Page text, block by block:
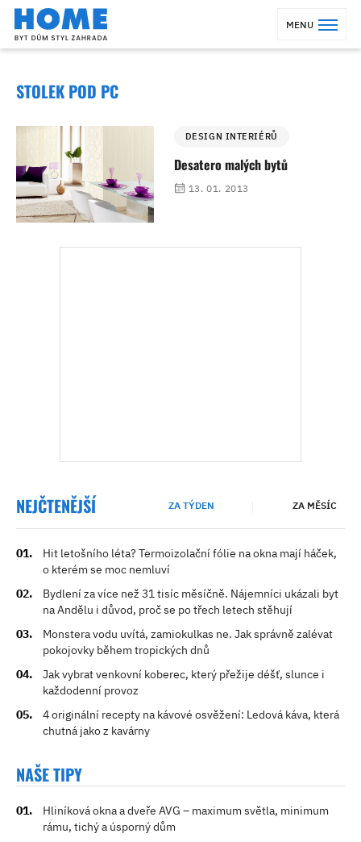
MENU
STOLEK POD PC
DESIGN INTERIÉRŮ
Desatero malých bytů
13. 01. 2013
NEJČTENĚJŠÍ ZA TÝDEN ZA MĚSÍC
Hit letošního léta? Termoizolační fólie na okna mají háček,
o kterém se moc nemluví
Bydlení za více než 31 tisíc měsíčně. Nájemníci ukázali byt
na Andělu i důvod, proč se po třech letech stěhují
Monstera vodu uvítá, zamiokulkas ne. Jak správně zalévat
pokojovky během tropických dnů
Jak vybrat venkovní koberec, který přežije déšť, slunce i
každodenní provoz
4 originální recepty na kávové osvěžení: Ledová káva, která
chutná jako z kavárny
NAŠE TIPY
Hliníková okna a dveře AVG – maximum světla, minimum
rámu, tichý a úsporný dům